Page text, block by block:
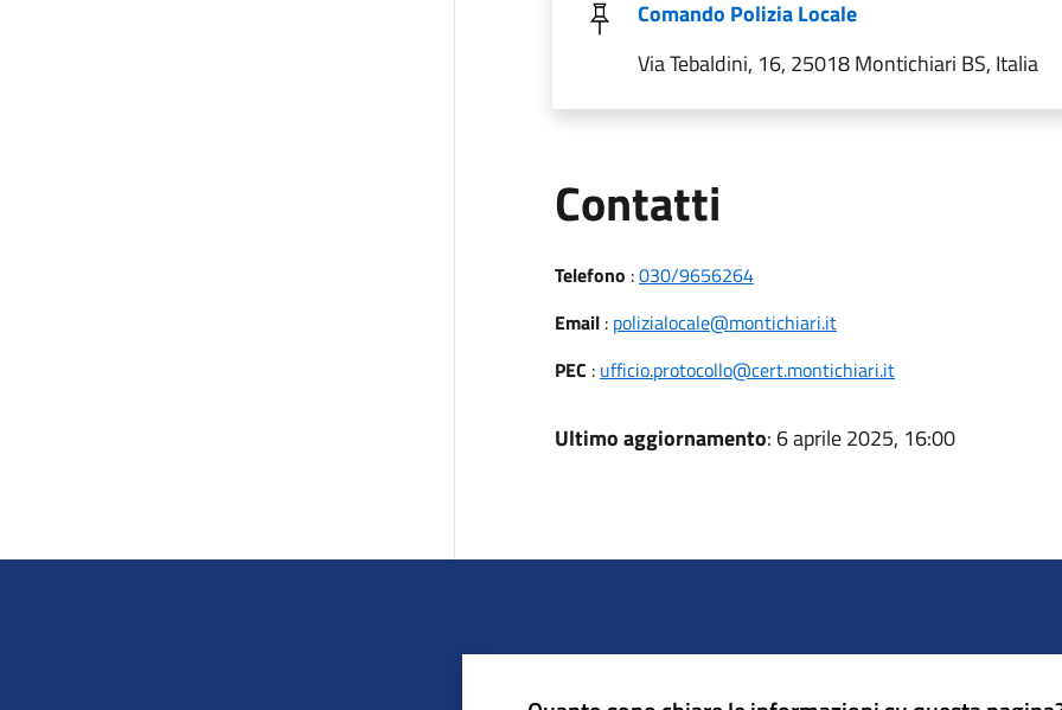
Comando Polizia Locale
Via Tebaldini, 16, 25018 Montichiari BS, Italia
Contatti
Telefono :030/9656264
Email: polizialocale@montichiari.it
PEC : ufficio.protocollo@cert.montichiari.it
Ultimo aggiornamento: 6 aprile 2025, 16:00